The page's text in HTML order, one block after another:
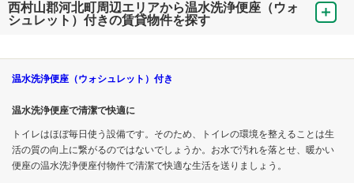
西村山郡河北町周辺エリアから温水洗浄便座（ウォ
シュレット）付きの賃貸物件を探す
温水洗浄便座（ウォシュレット）付き
温水洗浄便座で清潔で快適に
トイレはほぼ毎日使う設備です。そのため、トイレの環境を整えることは生
活の質の向上に繋がるのではないでしょうか。お水で汚れを落とせ、暖かい
便座の温水洗浄便座付物件で清潔で快適な生活を送りましょう。